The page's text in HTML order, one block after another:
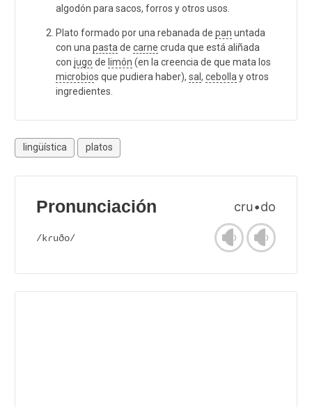
algodón para sacos, forros y otros usos.
Plato formado por una rebanada de pan untada
con una pasta de carne cruda que está aliñada
con jugo de limón (en la creencia de que mata los
microbios que pudiera haber), sal , cebolla y otros
ingredientes.
lingüística platos
Pronunciación cru•do
/kɾuðo/